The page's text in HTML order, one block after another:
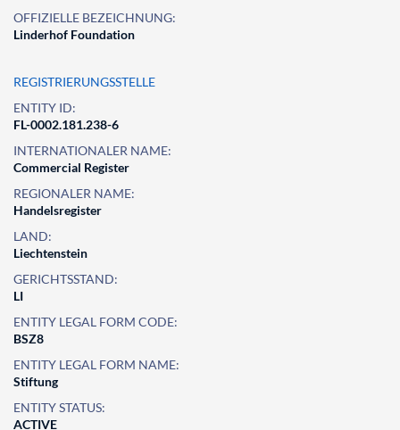
OFFIZIELLE BEZEICHNUNG:
Linderhof Foundation
REGISTRIERUNGSSTELLE
ENTITY ID:
FL-0002.181.238-6
INTERNATIONALER NAME:
Commercial Register
REGIONALER NAME:
Handelsregister
LAND:
Liechtenstein
GERICHTSSTAND:
LI
ENTITY LEGAL FORM CODE:
BSZ8
ENTITY LEGAL FORM NAME:
Stiftung
ENTITY STATUS:
ACTIVE